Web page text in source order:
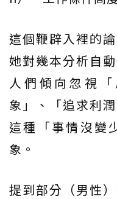
這個鞭辟入裡的
她對幾本分析自
人們傾向忽視
象」、「追求利
這種「事情沒變
象。
提到部分（男性